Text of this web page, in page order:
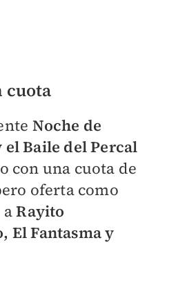
cuota
Noche de
el Baile del Percal
con una cuota de
oferta como
aRayito
El Fantasma y